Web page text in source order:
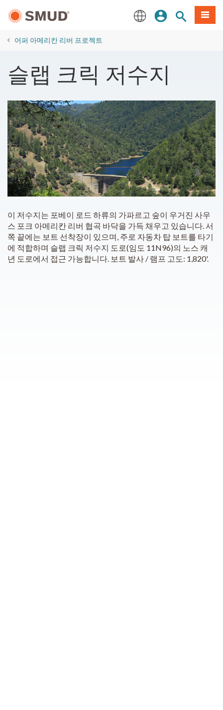
로그인사이트 검색
메뉴
​어퍼 아메리칸 리버 프로젝트
​슬랩 크릭 저수지
이 저수지는 포베이 로드 하류의 가파르고 숲이 우거진 사우
스 포크 아메리칸 리버 협곡 바닥을 가득 채우고 있습니다. 서
쪽 끝에는 보트 선착장이 있으며, 주로 자동차 탑 보트를 타기
에 적합하며 슬랩 크릭 저수지 도로(임도 11N96)의 노스 캐
년 도로에서 접근 가능합니다. 보트 발사 / 램프 고도: 1,820'.